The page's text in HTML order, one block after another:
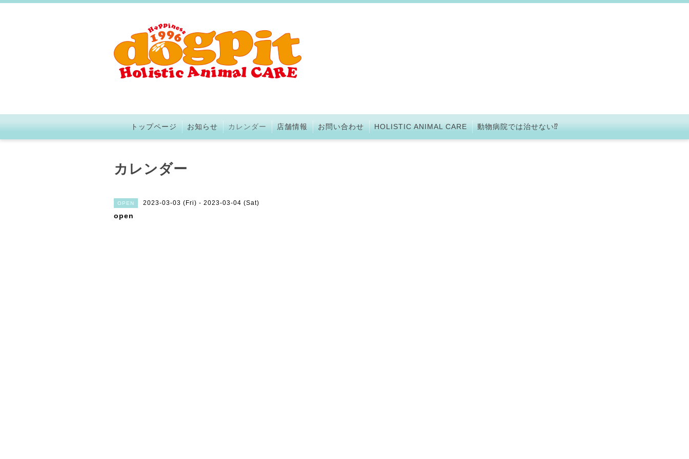
トップページ お知らせ カレンダー 店舗情報 お問い合わせ HOLISTIC ANIMAL CARE 動物病院では治せない⁉︎
カレンダー
OPEN 2023-03-03 (Fri) - 2023-03-04 (Sat)
open